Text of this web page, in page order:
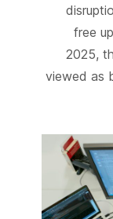
free
2025,
viewed as